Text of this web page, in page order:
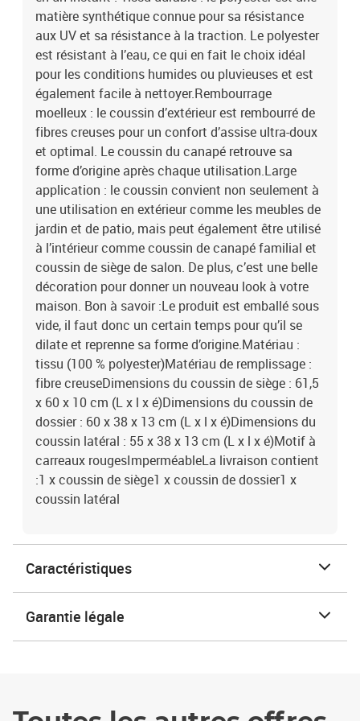
matière synthétique connue pour sa résistance
aux UV et sa résistance à la traction. Le polyester
est résistant à l’eau, ce qui en fait le choix idéal
pour les conditions humides ou pluvieuses et est
également facile à nettoyer.Rembourrage
moelleux : le coussin d’extérieur est rembourré de
fibres creuses pour un confort d’assise ultra-doux
et optimal. Le coussin du canapé retrouve sa
forme d’origine après chaque utilisation.Large
application : le coussin convient non seulement à
une utilisation en extérieur comme les meubles de
jardin et de patio, mais peut également être utilisé
à l’intérieur comme coussin de canapé familial et
coussin de siège de salon. De plus, c’est une belle
décoration pour donner un nouveau look à votre
maison. Bon à savoir :Le produit est emballé sous
vide, il faut donc un certain temps pour qu’il se
dilate et reprenne sa forme d’origine.Matériau :
tissu (100 % polyester)Matériau de remplissage :
fibre creuseDimensions du coussin de siège : 61,5
x 60 x 10 cm (L x l x é)Dimensions du coussin de
dossier : 60 x 38 x 13 cm (L x l x é)Dimensions du
coussin latéral : 55 x 38 x 13 cm (L x l x é)Motif à
carreaux rougesImperméableLa livraison contient
:1 x coussin de siège1 x coussin de dossier1 x
coussin latéral
Caractéristiques
Garantie légale